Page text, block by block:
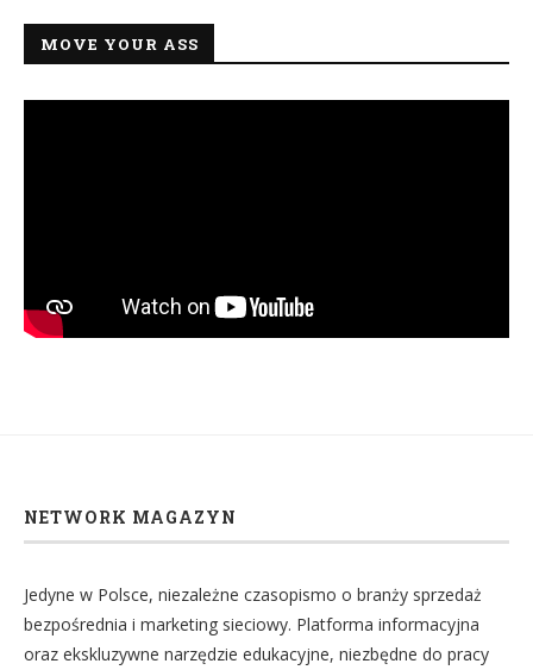
MOVE YOUR ASS
NETWORK MAGAZYN
Jedyne w Polsce, niezależne czasopismo o branży sprzedaż
bezpośrednia i marketing sieciowy. Platforma informacyjna
oraz ekskluzywne narzędzie edukacyjne, niezbędne do pracy